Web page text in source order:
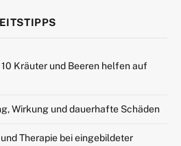
Kräuter und Beeren helfen auf
Wirkung und dauerhafte Schäden
Therapie bei eingebildeter